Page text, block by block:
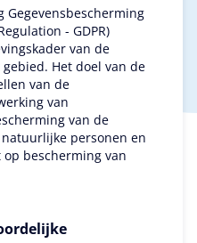
Gegevensbescherming
- GDPR)
van de
gebied. Het doel van de
van de
van
van de
personen en
bescherming van